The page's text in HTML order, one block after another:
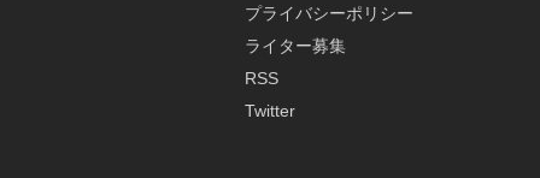
プライバシーポリシー
ライター募集
RSS
Twitter